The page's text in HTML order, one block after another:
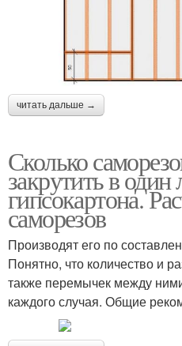
читать дальше →
Сколько
закрутить в один
гипсокартона.
саморезов
Производят его по
Понятно, что количество и
также перемычек между
каждого случая. Общие